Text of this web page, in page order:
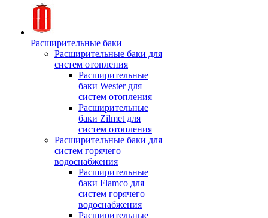
Расширительные баки
Расширительные баки для
систем отопления
Расширительные
баки Wester для
систем отопления
Расширительные
баки Zilmet для
систем отопления
Расширительные баки для
систем горячего
водоснабжения
Расширительные
баки Flamco для
систем горячего
водоснабжения
Расширительные